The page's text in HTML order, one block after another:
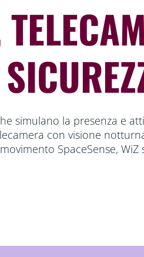
simulano la presenza e
con visione
SpaceSense, WiZ